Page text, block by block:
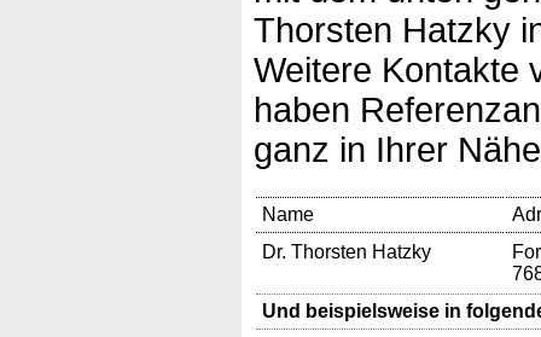
Thorsten Hatzky
Weitere Kontakte
haben
ganz in Ihrer
Name
Dr. Thorsten Hatzky
Und beispielsweise in